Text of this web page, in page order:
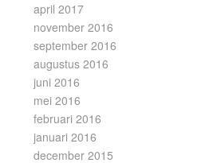
april 2017
november 2016
september 2016
augustus 2016
juni 2016
mei 2016
februari 2016
januari 2016
december 2015